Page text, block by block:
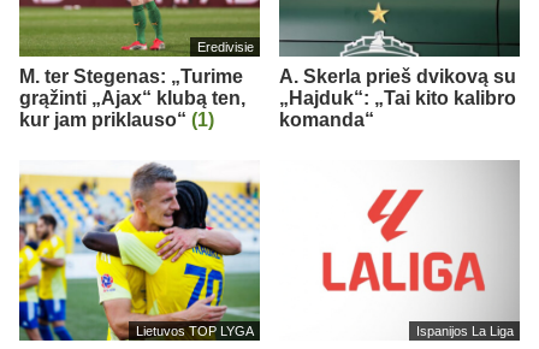
Eredivisie
M. ter Stegenas: „Turime
grąžinti „Ajax“ klubą ten,
kur jam priklauso“ (1)
A. Skerla prieš dvikovą su
„Hajduk“: „Tai kito kalibro
komanda“
Lietuvos TOP LYGA Ispanijos La Liga